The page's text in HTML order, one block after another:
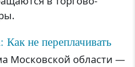
не переплачивать
Московской области —